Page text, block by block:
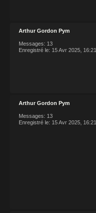
Arthur Gordon Pym
Messages: 13
Enregistré le: 15 Avr 2025, 16:21
Arthur Gordon Pym
Messages: 13
Enregistré le: 15 Avr 2025, 16:21